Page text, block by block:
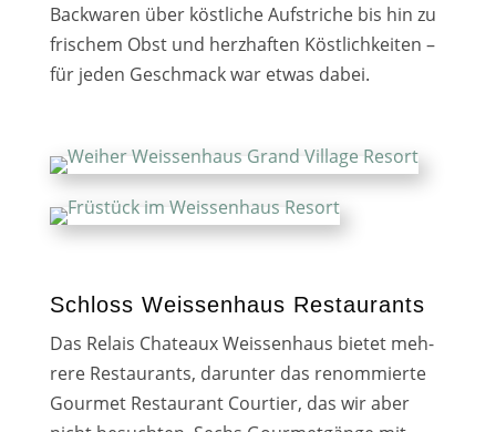
Backwaren über köst­li­che Aufstriche bis hin zu
fri­schem Obst und herz­haf­ten Köstlichkeiten –
für jeden Geschmack war etwas dabei.
Schloss Weissenhaus Restaurants
Das Relais Chateaux Weissenhaus bie­tet meh­
re­re Restaurants, dar­un­ter das renom­mier­te
Gourmet Restaurant Courtier, das wir aber